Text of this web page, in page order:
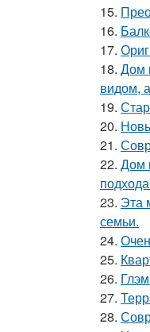
15.
16.
17.
18. Дом
видом,
19.
20.
21.
22. Дом
23. Эта
семьи.
24.
25.
26.
27.
28.